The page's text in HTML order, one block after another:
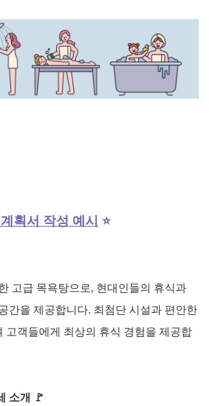
획서 작성 예시 ⭐
고급 목욕탕으로, 현대인들의 휴식과
간을 제공합니다. 최첨단 시설과 편안한
고객들에게 최상의 휴식 경험을 제공합
소개
🚩